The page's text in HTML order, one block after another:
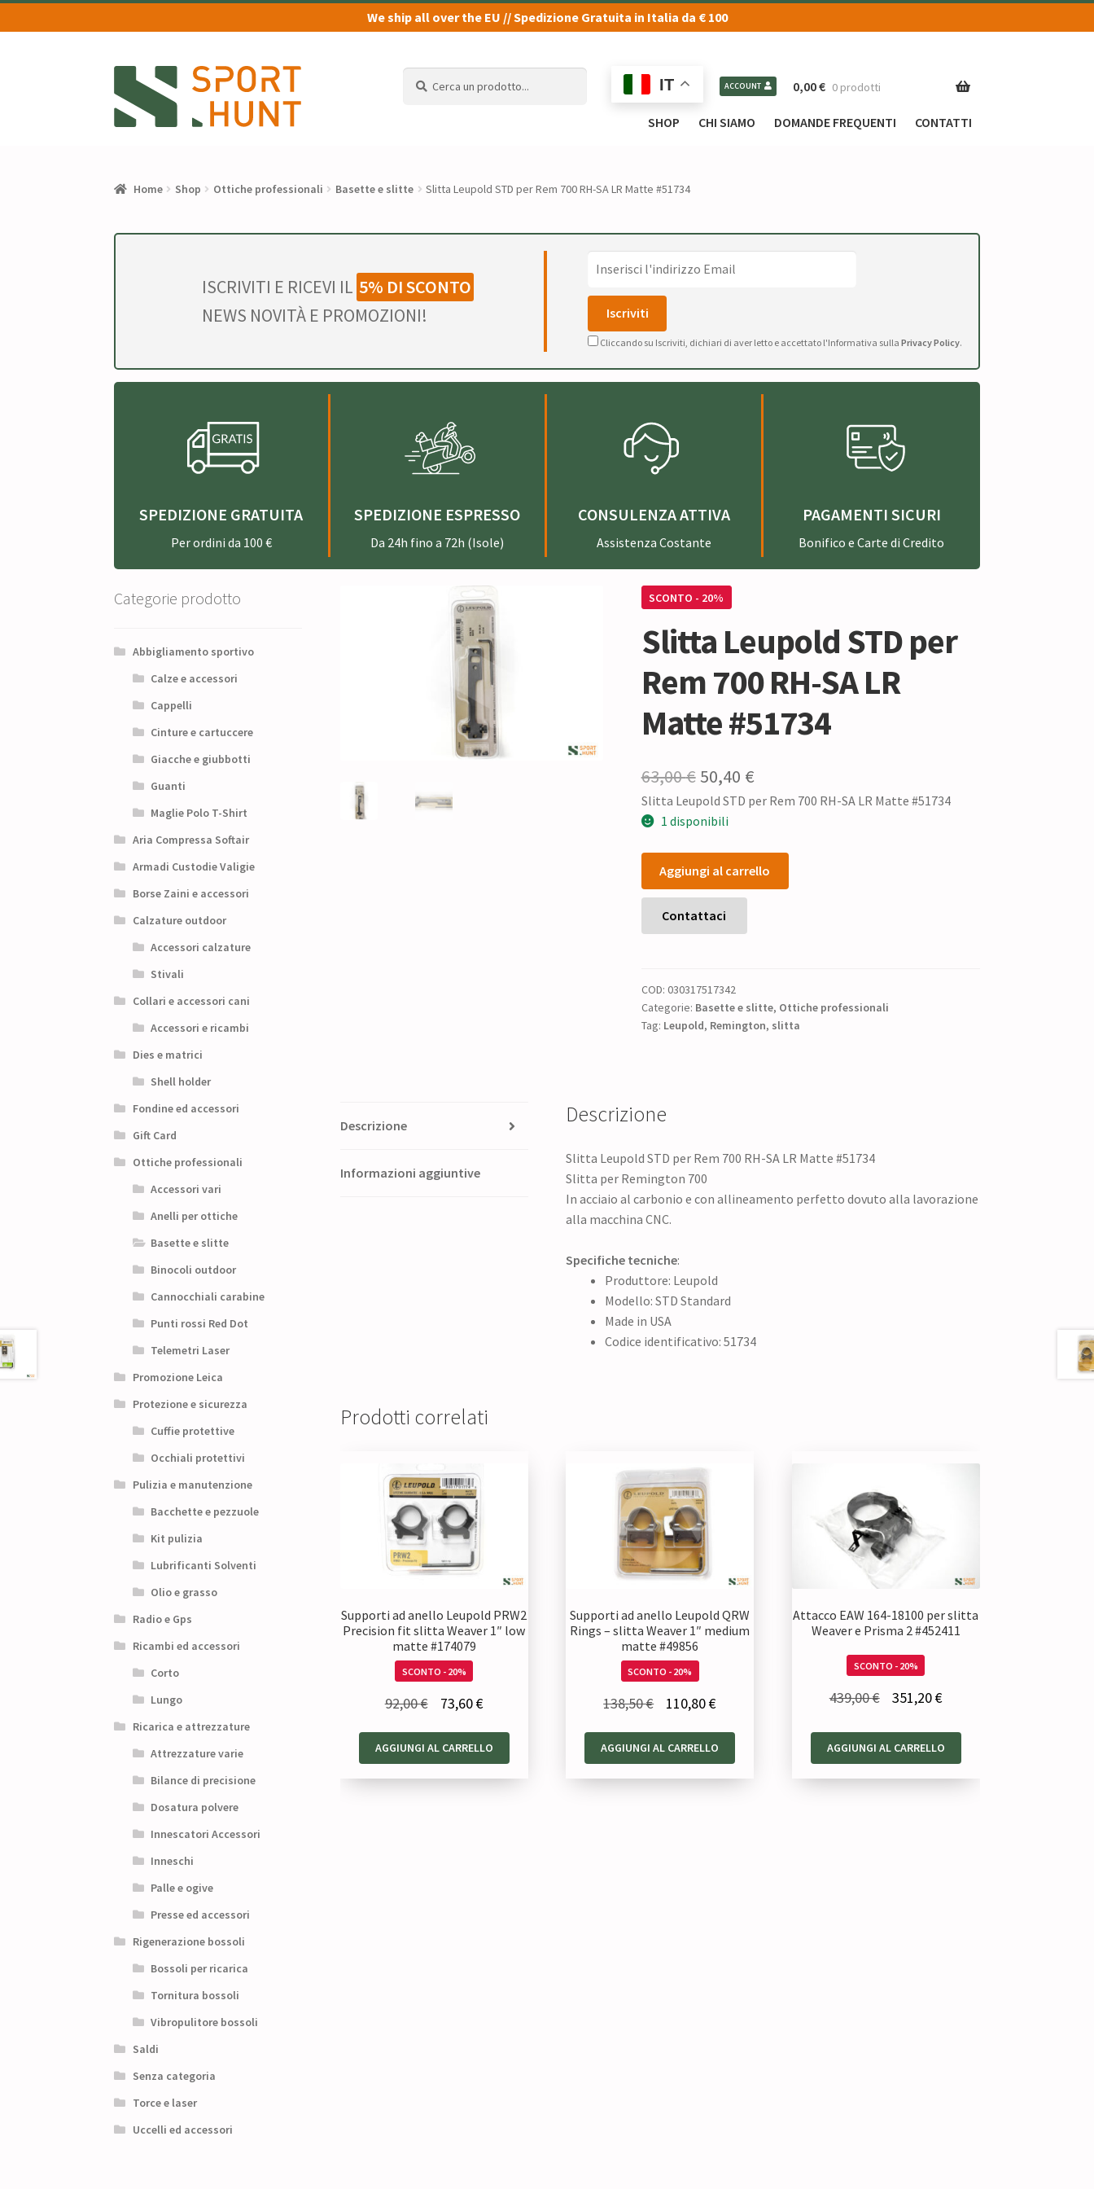
We ship all over the EU // Spedizione Gratuita in Italia da € 100
alla
navigazione
al
contenuto
IT ACCOUNT 0,00€ 0 prodotti
SHOP CHI SIAMO DOMANDE FREQUENTI CONTATTI
Home Shop Ottiche professionali Basette e slitte Slitta Leupold STD per Rem 700 RH-SA LR Matte #51734
ISCRIVITI E RICEVI IL 5% DI SCONTO
NEWS NOVITÀ E PROMOZIONI!
Cliccando su Iscriviti, dichiari di aver letto e accettato l'Informativa sulla Privacy Policy.
SPEDIZIONE GRATUITA
Per ordini da 100 €
SPEDIZIONE ESPRESSO
Da 24h fino a 72h (Isole)
CONSULENZA ATTIVA
Assistenza Costante
PAGAMENTI SICURI
Bonifico e Carte di Credito
SCONTO - 20%
Slitta Leupold STD per
Rem 700 RH-SA LR
Matte #51734
63,00€ Il
prezzo
era:
63,00 €.
50,40 €Il
prezzo
è:
50,40 €.
Slitta Leupold STD per Rem 700 RH-SA LR Matte #51734
1 disponibili
Slitta
Leupold
STD
Rem
SA
LR
Matte
Aggiungi al carrello
Contattaci
COD: 030317517342
Categorie: Basette e slitte, Ottiche professionali
Tag: Leupold, Remington, slitta
Descrizione
Informazioni aggiuntive
Descrizione
Slitta Leupold STD per Rem 700 RH-SA LR Matte #51734
Slitta per Remington 700
In acciaio al carbonio e con allineamento perfetto dovuto alla lavorazione
alla macchina CNC.
Specifiche tecniche:
Produttore: Leupold
Modello: STD Standard
Made in USA
Codice identificativo: 51734
Prodotti correlati
Supporti ad anello Leupold PRW2
Precision fit slitta Weaver 1″ low
matte #174079
SCONTO - 20%
92,00€
originale
73,60€Il
attuale
AGGIUNGI AL CARRELLO
Supporti ad anello Leupold QRW
Rings – slitta Weaver 1″ medium
matte #49856
SCONTO - 20%
138,50€
originale
110,80€Il
attuale
AGGIUNGI AL CARRELLO
Attacco EAW 164-18100 per slitta
Weaver e Prisma 2 #452411
SCONTO - 20%
439,00€
originale
era:
351,20€Il
attuale
è:
AGGIUNGI AL CARRELLO
Categorie prodotto
Abbigliamento sportivo
Calze e accessori
Cappelli
Cinture e cartuccere
Giacche e giubbotti
Guanti
Maglie Polo T-Shirt
Aria Compressa Softair
Armadi Custodie Valigie
Borse Zaini e accessori
Calzature outdoor
Accessori calzature
Stivali
Collari e accessori cani
Accessori e ricambi
Dies e matrici
Shell holder
Fondine ed accessori
Gift Card
Ottiche professionali
Accessori vari
Anelli per ottiche
Basette e slitte
Binocoli outdoor
Cannocchiali carabine
Punti rossi Red Dot
Telemetri Laser
Promozione Leica
Protezione e sicurezza
Cuffie protettive
Occhiali protettivi
Pulizia e manutenzione
Bacchette e pezzuole
Kit pulizia
Lubrificanti Solventi
Olio e grasso
Radio e Gps
Ricambi ed accessori
Corto
Lungo
Ricarica e attrezzature
Attrezzature varie
Bilance di precisione
Dosatura polvere
Innescatori Accessori
Inneschi
Palle e ogive
Presse ed accessori
Rigenerazione bossoli
Bossoli per ricarica
Tornitura bossoli
Vibropulitore bossoli
Saldi
Senza categoria
Torce e laser
Uccelli ed accessori